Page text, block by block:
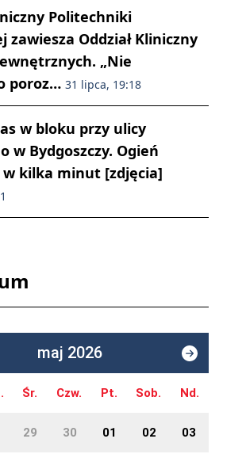
Politechniki
zawiesza Oddział Kliniczny
„Nie
poroz… 31 lipca, 19:18
w bloku przy ulicy
w Bydgoszczy. Ogień
w kilka minut [zdjęcia]
maj 2026
Śr. Czw. Pt. Sob. Nd.
29 30 01 02 03